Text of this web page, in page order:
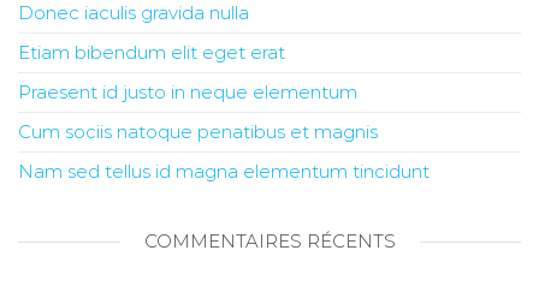
Donec iaculis gravida nulla
Etiam bibendum elit eget erat
Praesent id justo in neque elementum
Cum sociis natoque penatibus et magnis
Nam sed tellus id magna elementum tincidunt
COMMENTAIRES RÉCENTS